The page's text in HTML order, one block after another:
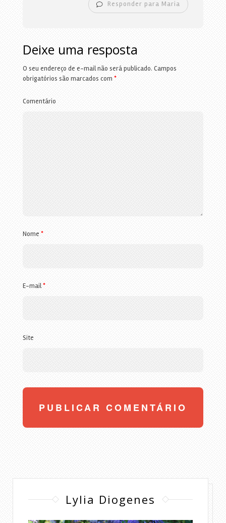
Responder para Maria
Deixe uma resposta
O seu endereço de e-mail não será publicado. Campos
obrigatórios são marcados com *
Comentário
Nome *
E-mail*
Site
Lylia Diogenes